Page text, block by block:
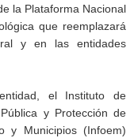
la Plataforma Nacional
que reemplazará
y en las entidades
el Instituto de
y Protección de
y Municipios (Infoem)